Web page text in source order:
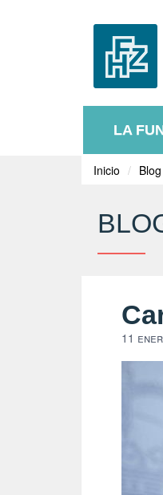
LA
Inicio Blog
11